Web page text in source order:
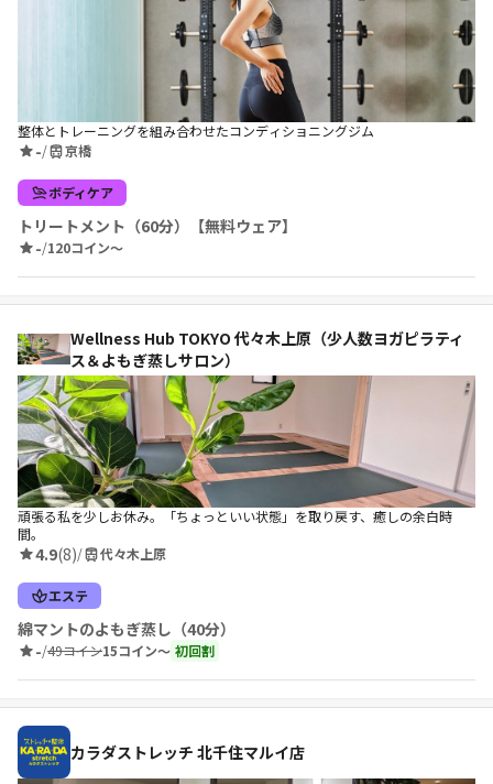
整体とトレーニングを組み合わせたコンディショニングジム
-/ 京橋
ボディケア
トリートメント（60分）【無料ウェア】
-/120コイン〜
Wellness Hub TOKYO 代々木上原（少人数ヨガピラティ
ス＆よもぎ蒸しサロン）
頑張る私を少しお休み。「ちょっといい状態」を取り戻す、癒しの余白時
間。
4.9(8)/ 代々木上原
エステ
綿マントのよもぎ蒸し（40分）
-/49コイン15コイン〜 初回割
カラダストレッチ 北千住マルイ店